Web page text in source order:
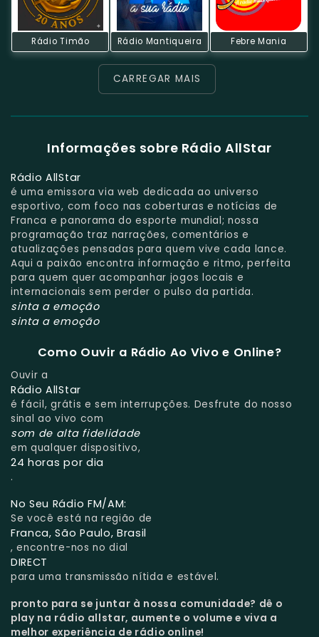
Rádio Timão Rádio Mantiqueira Febre Mania
CARREGAR MAIS
Informações sobre Rádio AllStar
Rádio AllStar
é uma emissora via web dedicada ao universo
esportivo, com foco nas coberturas e notícias de
Franca e panorama do esporte mundial; nossa
programação traz narrações, comentários e
atualizações pensadas para quem vive cada lance.
Aqui a paixão encontra informação e ritmo, perfeita
para quem quer acompanhar jogos locais e
internacionais sem perder o pulso da partida.
sinta a emoção
sinta a emoção
Como Ouvir a Rádio Ao Vivo e Online?
Ouvir a
Rádio AllStar
é fácil, grátis e sem interrupções. Desfrute do nosso
sinal ao vivo com
som de alta fidelidade
em qualquer dispositivo,
24 horas por dia
.
No Seu Rádio FM/AM:
Se você está na região de
Franca, São Paulo, Brasil
, encontre-nos no dial
DIRECT
para uma transmissão nítida e estável.
pronto para se juntar à nossa comunidade? dê o
play na rádio allstar, aumente o volume e viva a
melhor experiência de rádio online!